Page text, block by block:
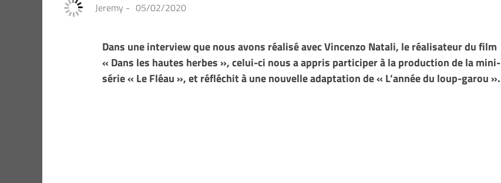
Jeremy - 05/02/2020
Dans une interview que nous avons réalisé avec Vincenzo Natali, le réalisateur du film
« Dans les hautes herbes », celui-ci nous a appris participer à la production de la mini-
série « Le Fléau », et réfléchit à une nouvelle adaptation de « L’année du loup-garou ».